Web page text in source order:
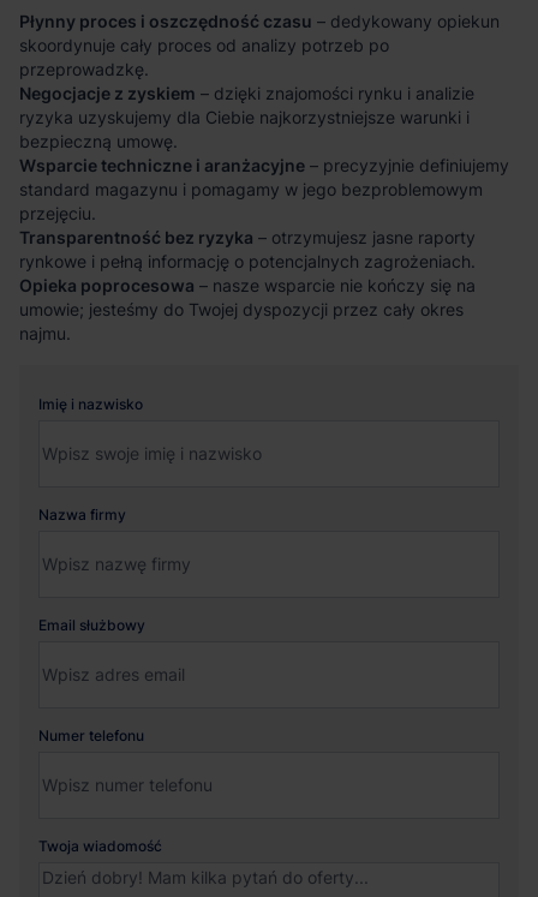
Płynny proces i oszczędność czasu – dedykowany opiekun
skoordynuje cały proces od analizy potrzeb po
przeprowadzkę.
Negocjacje z zyskiem – dzięki znajomości rynku i analizie
ryzyka uzyskujemy dla Ciebie najkorzystniejsze warunki i
bezpieczną umowę.
Wsparcie techniczne i aranżacyjne – precyzyjnie definiujemy
standard magazynu i pomagamy w jego bezproblemowym
przejęciu.
Transparentność bez ryzyka – otrzymujesz jasne raporty
rynkowe i pełną informację o potencjalnych zagrożeniach.
Opieka poprocesowa – nasze wsparcie nie kończy się na
umowie; jesteśmy do Twojej dyspozycji przez cały okres
najmu.
Imię i nazwisko
Nazwa firmy
Email służbowy
Numer telefonu
Twoja wiadomość